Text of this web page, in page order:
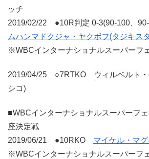
ッチ
2019/02/22 ●10R判定 0-3(90-100、
ムハンマドクジャ・ヤクボフ(タジキス
※WBCインターナショナルスーパーフ
2019/04/25 ○7RTKO ウィルベルト・
シコ)
■WBCインターナショナルスーパーフ
座決定戦
2019/06/21 ●10RKO マイケル・マ
※WBCインターナショナルスーパーフ